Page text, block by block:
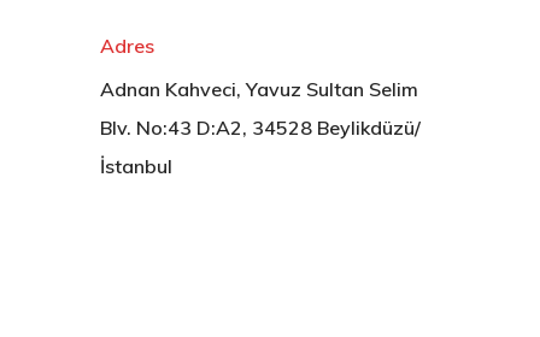
Adres
Adnan Kahveci, Yavuz Sultan Selim
Blv. No:43 D:A2, 34528 Beylikdüzü/
İstanbul